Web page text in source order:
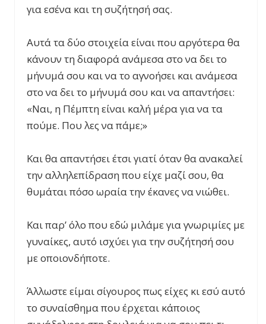
για εσένα και τη συζήτησή σας.
Αυτά τα δύο στοιχεία είναι που αργότερα θα
κάνουν τη διαφορά ανάμεσα στο να δει το
μήνυμά σου και να το αγνοήσει και ανάμεσα
στο να δει το μήνυμά σου και να απαντήσει:
«Ναι, η Πέμπτη είναι καλή μέρα για να τα
πούμε. Που λες να πάμε;»
Και θα απαντήσει έτσι γιατί όταν θα ανακαλεί
την αλληλεπίδραση που είχε μαζί σου, θα
θυμάται πόσο ωραία την έκανες να νιώθει.
Και παρ’ όλο που εδώ μιλάμε για γνωριμίες με
γυναίκες, αυτό ισχύει για την συζήτησή σου
με οποιονδήποτε.
Άλλωστε είμαι σίγουρος πως είχες κι εσύ αυτό
το συναίσθημα που έρχεται κάποιος